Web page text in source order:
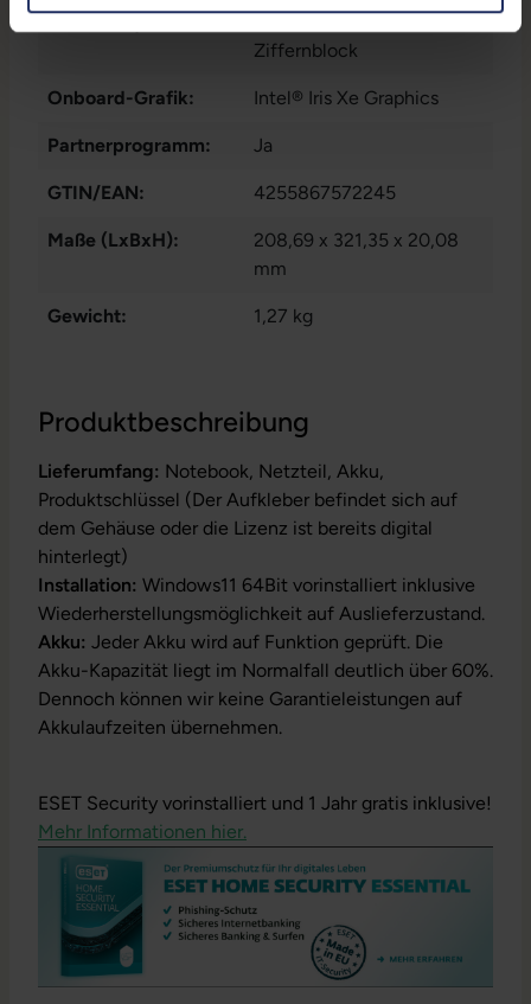
Produktbeschreibung
Lieferumfang: Notebook, Netzteil, Akku,
Produktschlüssel (Der Aufkleber befindet sich auf
dem Gehäuse oder die Lizenz ist bereits digital
hinterlegt)
Installation: Windows11 64Bit vorinstalliert inklusive
Wiederherstellungsmöglichkeit auf Auslieferzustand.
Akku: Jeder Akku wird auf Funktion geprüft. Die
Akku-Kapazität liegt im Normalfall deutlich über 60%.
Dennoch können wir keine Garantieleistungen auf
Akkulaufzeiten übernehmen.
ESET Security vorinstalliert und 1 Jahr gratis inklusive!
Mehr Informationen hier.
Ziffernblock
Onboard-Grafik: Intel® Iris Xe Graphics
Partnerprogramm: Ja
GTIN/EAN: 4255867572245
Maße (LxBxH):
208,69 x 321,35 x 20,08
mm
Gewicht: 1,27 kg